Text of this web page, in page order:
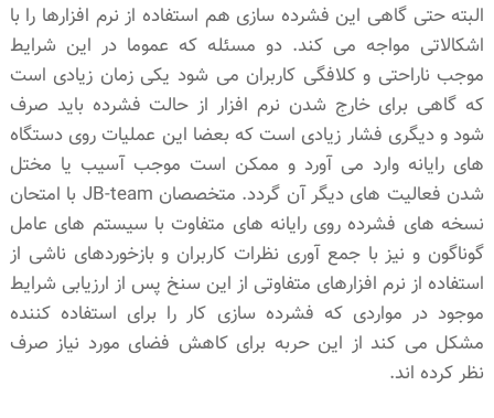
البته حتی گاهی این فشرده سازی هم استفاده از نرم افزارها را با
اشکالاتی مواجه می کند. دو مسئله که عموما در این شرایط
موجب ناراحتی و کلافگی کاربران می شود یکی زمان زیادی است
که گاهی برای خارج شدن نرم افزار از حالت فشرده باید صرف
شود و دیگری فشار زیادی است که بعضا این عملیات روی دستگاه
های رایانه وارد می آورد و ممکن است موجب آسیب یا مختل
شدن فعالیت های دیگر آن گردد. متخصصان JB-team با امتحان
نسخه های فشرده روی رایانه های متفاوت با سیستم های عامل
گوناگون و نیز با جمع آوری نظرات کاربران و بازخوردهای ناشی از
استفاده از نرم افزارهای متفاوتی از این سنخ پس از ارزیابی شرایط
موجود در مواردی که فشرده سازی کار را برای استفاده کننده
مشکل می کند از این حربه برای کاهش فضای مورد نیاز صرف
نظر کرده اند.